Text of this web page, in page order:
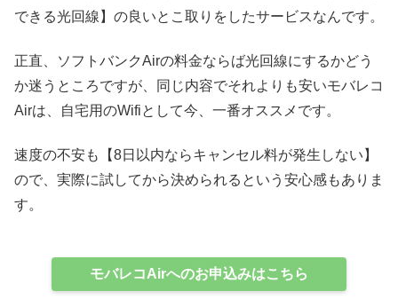
できる光回線】の良いとこ取りをしたサービスなんです。
正直、ソフトバンクAirの料金ならば光回線にするかどう
か迷うところですが、同じ内容でそれよりも安いモバレコ
Airは、
自宅用のWifiとして今、一番オススメです。
速度の不安も【8日以内ならキャンセル料が発生しない】
ので、実際に試してから決められるという安心感もありま
す。
モバレコAirへのお申込みはこちら